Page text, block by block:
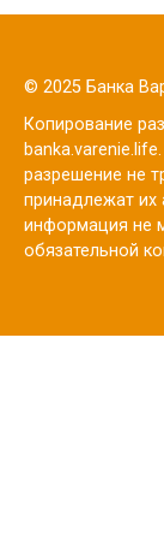
© 2025 Банка
Копирование
разрешение не
принадлежат их
информация не
обязательной